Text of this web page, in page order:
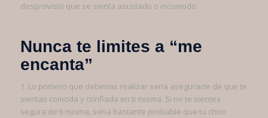
desprovisto que se sienta asustado o incomodo.
Nunca te limites a “me
encanta”
1. Lo primero que deberias realizar seri­a asegurarte de que te
sientas comoda y confiada en ti misma. Si no te sientes
segura de ti misma, seri­a bastante probable que tu chico